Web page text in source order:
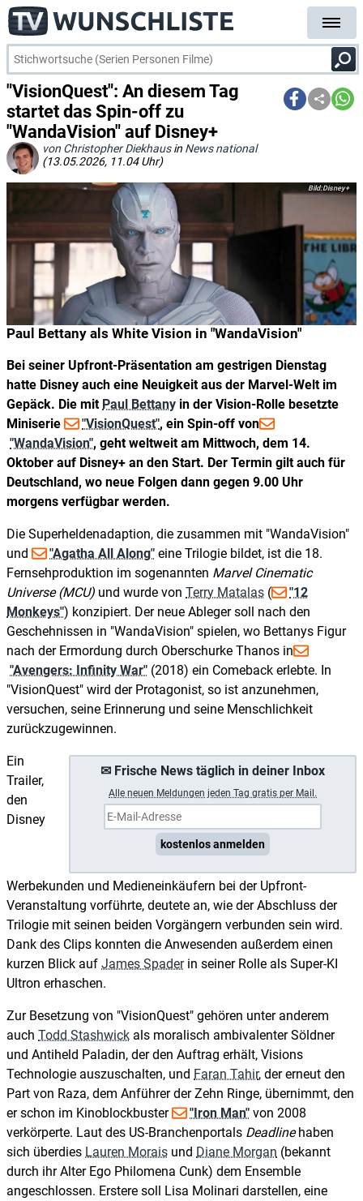
"VisionQuest": An diesem Tag
startet das Spin-off zu
"WandaVision" auf Disney+
von Christopher Diekhausin News national
(13.05.2026, 11.04 Uhr)
Paul Bettany als White Vision in "WandaVision"
Disney+
Bei seiner Upfront-Präsentation am gestrigen Dienstag
hatte Disney auch eine Neuigkeit aus der Marvel-Welt im
Gepäck. Die mit Paul Bettany in der Vision-Rolle besetzte
Miniserie
"VisionQuest", ein Spin-off von
"WandaVision", geht weltweit am Mittwoch, dem 14.
Oktober auf Disney+ an den Start. Der Termin gilt auch für
Deutschland, wo neue Folgen dann gegen 9.00 Uhr
morgens verfügbar werden.
Die Superheldenadaption, die zusammen mit "WandaVision"
und
"Agatha All Along" eine Trilogie bildet, ist die 18.
Fernsehproduktion im sogenannten Marvel Cinematic
Universe (MCU) und wurde von Terry Matalas (
"12
Monkeys") konzipiert. Der neue Ableger soll nach den
Geschehnissen in "WandaVision" spielen, wo Bettanys Figur
nach der Ermordung durch Oberschurke Thanos in
"Avengers: Infinity War" (2018) ein Comeback erlebte. In
"VisionQuest" wird der Protagonist, so ist anzunehmen,
versuchen, seine Erinnerung und seine Menschlichkeit
zurückzugewinnen.
✉ Frische News täglich in deiner Inbox
Alle neuen Meldungen jeden Tag gratis per Mail.
kostenlos anmelden
Ein
Trailer,
den
Disney
Werbekunden und Medieneinkäufern bei der Upfront-
Veranstaltung vorführte, deutete an, wie der Abschluss der
Trilogie mit seinen beiden Vorgängern verbunden sein wird.
Dank des Clips konnten die Anwesenden außerdem einen
kurzen Blick auf James Spaderin seiner Rolle als Super-KI
Ultron erhaschen.
Zur Besetzung von "VisionQuest" gehören unter anderem
auch Todd Stashwick als moralisch ambivalenter Söldner
und Antiheld Paladin, der den Auftrag erhält, Visions
Technologie auszuschalten, und Faran Tahir, der erneut den
Part von Raza, dem Anführer der Zehn Ringe, übernimmt, den
er schon im Kinoblockbuster
"Iron Man" von 2008
verkörperte. Laut des US-Branchenportals Deadlinehaben
sich überdies Lauren Morais und Diane Morgan (bekannt
durch ihr Alter Ego Philomena Cunk) dem Ensemble
angeschlossen. Erstere soll Lisa Molinari darstellen, eine